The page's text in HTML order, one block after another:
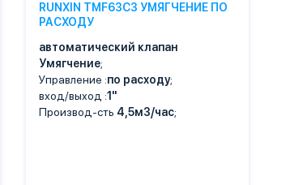
RUNXIN TMF63C3 УМЯГЧЕНИЕ ПО
РАСХОДУ
автоматический клапан
Умягчение;
Управление :по расходу;
вход/выход :1"
Производ-сть 4,5м3/час;